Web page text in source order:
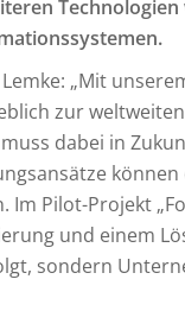
„Mit
zur
dabei in
Im Pilot-Projekt
und einem
sondern